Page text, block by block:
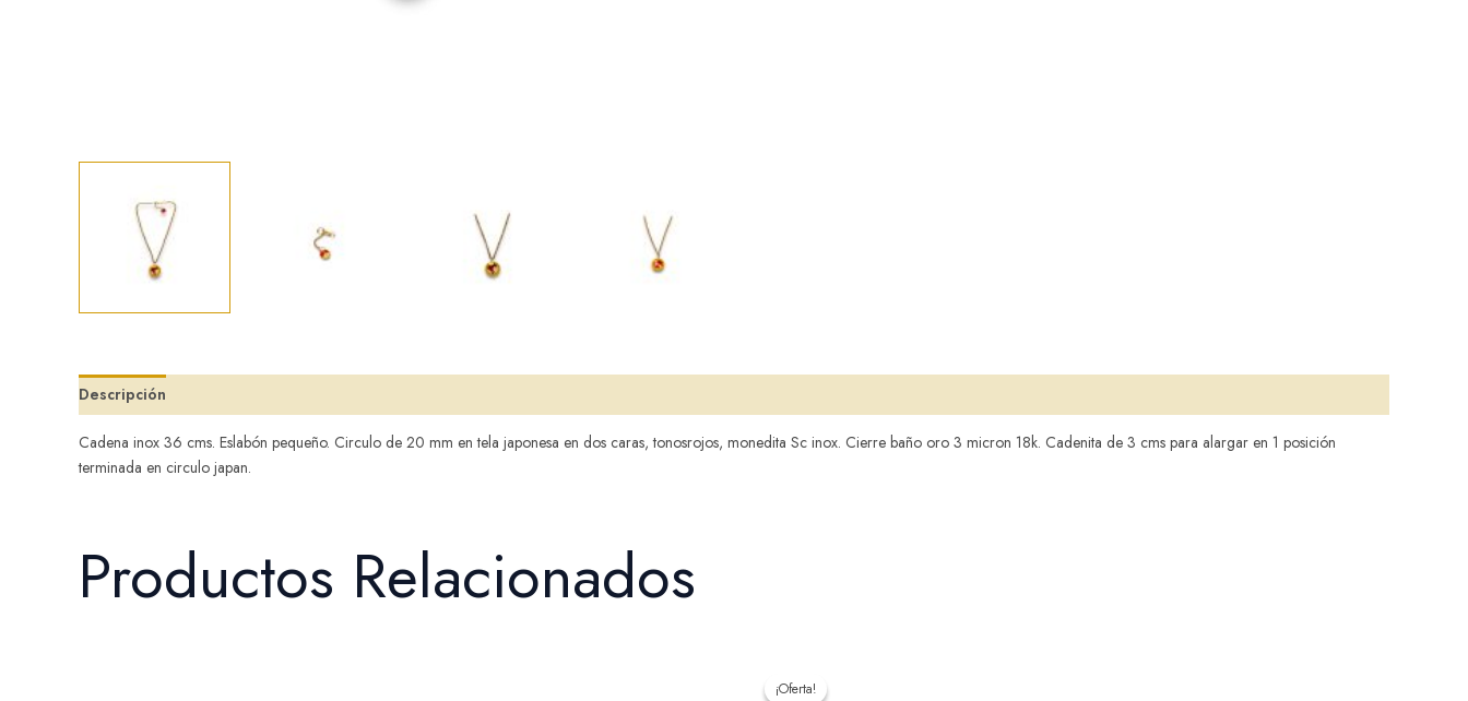
Descripción
Cadena inox 36 cms. Eslabón pequeño. Circulo de 20 mm en tela japonesa en dos caras, tonosrojos, monedita Sc inox. Cierre baño oro 3 micron 18k. Cadenita de 3 cms para alargar en 1 posición
terminada en circulo japan.
Productos Relacionados
¡Oferta!
¡Oferta!